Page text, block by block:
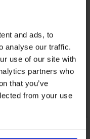
and ads, to
analyse our traffic.
use of our site with
partners who
that you’ve
from your use